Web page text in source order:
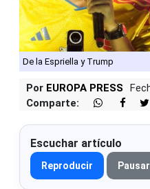
De la Espriella y Trump
Por EUROPA PRESS
Comparte:
Escuchar artículo
Reproducir Pausar